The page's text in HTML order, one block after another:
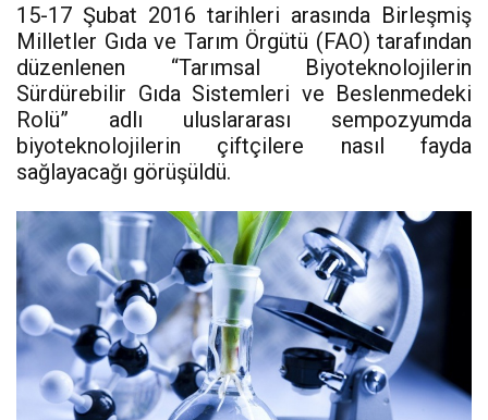
15-17 Şubat 2016 tarihleri arasında Birleşmiş
Milletler Gıda ve Tarım Örgütü (FAO) tarafından
düzenlenen “Tarımsal Biyoteknolojilerin
Sürdürebilir Gıda Sistemleri ve Beslenmedeki
Rolü” adlı uluslararası sempozyumda
biyoteknolojilerin çiftçilere nasıl fayda
sağlayacağı görüşüldü.